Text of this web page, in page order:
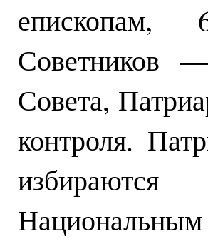
епископам,
Советников
Совета,
контроля.